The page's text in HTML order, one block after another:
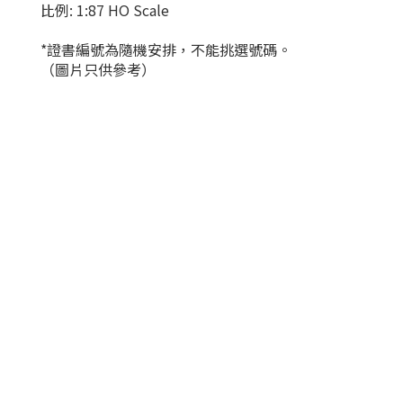
比例: 1:87 HO Scale
*證書編號為隨機安排，不能挑選號碼。
（圖片只供參考）